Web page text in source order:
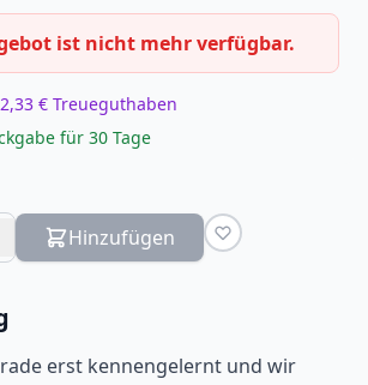
ist nicht mehr verfügbar.
€ Treueguthaben
für 30 Tage
Hinzufügen
erst kennengelernt und wir